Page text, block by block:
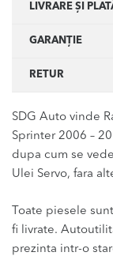
LIVRARE ȘI
GARANȚIE
RETUR
SDG Auto vinde
Sprinter 2006 –
dupa cum se
Ulei Servo, fara
Toate piesele
fi livrate.
prezinta intr-o